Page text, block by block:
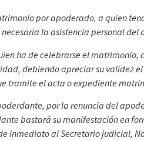
por apoderado, a quien
la asistencia personal del
ha de celebrarse el matrimonio,
debiendo apreciar su validez
tramite el acta o expediente
por la renuncia del
bastará su manifestación en
inmediato al Secretario judicial,